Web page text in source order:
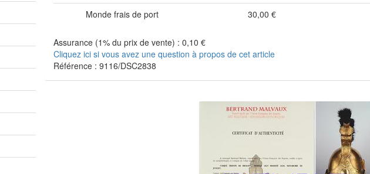
Monde frais de port
30,00 €
Assurance (1% du prix de vente) : 0,10 €
Cliquez ici si vous avez une question à propos de cet article
Référence : 9116/DSC2838